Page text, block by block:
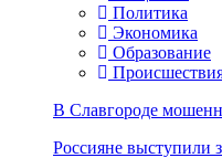
Политика
Экономика
Образование
В Славгороде
Россияне выступили